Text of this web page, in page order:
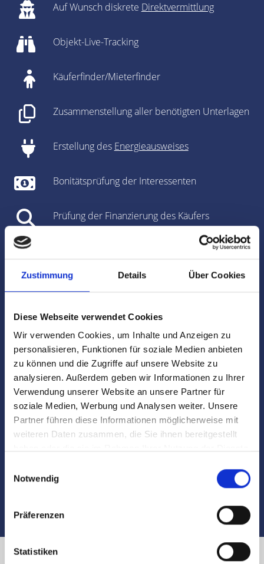
Zustimmung Details Über Cookies
Diese Webseite verwendet Cookies
Wir verwenden Cookies, um Inhalte und Anzeigen zu
personalisieren, Funktionen für soziale Medien anbieten
zu können und die Zugriffe auf unsere Website zu
analysieren. Außerdem geben wir Informationen zu Ihrer
Verwendung unserer Website an unsere Partner für
soziale Medien, Werbung und Analysen weiter. Unsere
Partner führen diese Informationen möglicherweise mit
weiteren Daten zusammen, die Sie ihnen bereitgestellt
Notwendig
Präferenzen
Statistiken
Auf Wunsch diskrete Direktvermittlung
Objekt-Live-Tracking
Käuferfinder/Mieterfinder
Zusammenstellung aller benötigten Unterlagen
Erstellung des Energieausweises
Bonitätsprüfung der Interessenten
Prüfung der Finanzierung des Käufers
Unterstützung bei den Vertragsverhandlungen
Vorbereitung und Koordinierung des
Notartermins
Marktdaten
Besichtigungen
Begleitung und Unterstützung bei der Objekt-
Auch nach dem Verkauf sind wir für Sie da